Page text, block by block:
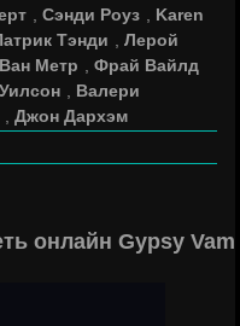
,Сэнди Роуз
Karen
Тэнди ,Лерой
Метр ,Фрай Вайлд
Валери
,Джон Дархэм
онлайн Gypsy